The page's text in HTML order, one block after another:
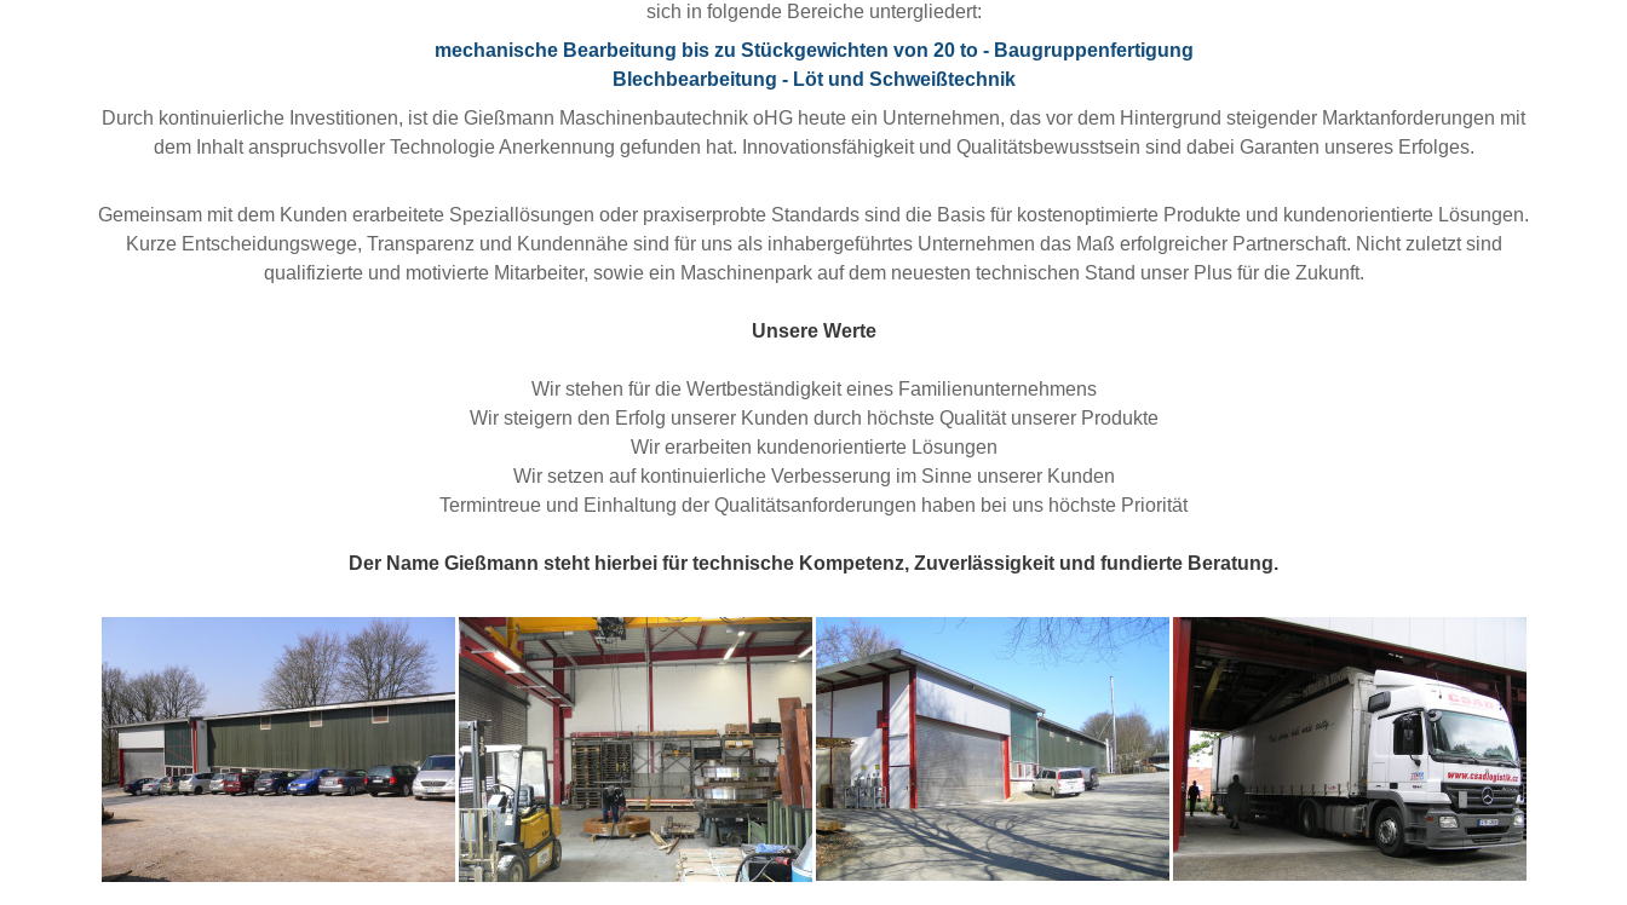
sich in folgende Bereiche untergliedert:
mechanische Bearbeitung bis zu Stückgewichten von 20 to - Baugruppenfertigung
Blechbearbeitung - Löt und Schweißtechnik
Durch kontinuierliche Investitionen, ist die Gießmann Maschinenbautechnik oHG heute ein Unternehmen, das vor dem Hintergrund steigender Marktanforderungen mit
dem Inhalt anspruchsvoller Technologie Anerkennung gefunden hat. Innovationsfähigkeit und Qualitätsbewusstsein sind dabei Garanten unseres Erfolges.
Gemeinsam mit dem Kunden erarbeitete Speziallösungen oder praxiserprobte Standards sind die Basis für kostenoptimierte Produkte und kundenorientierte Lösungen.
Kurze Entscheidungswege, Transparenz und Kundennähe sind für uns als inhabergeführtes Unternehmen das Maß erfolgreicher Partnerschaft. Nicht zuletzt sind
qualifizierte und motivierte Mitarbeiter, sowie ein Maschinenpark auf dem neuesten technischen Stand unser Plus für die Zukunft.
Unsere Werte
Wir stehen für die Wertbeständigkeit eines Familienunternehmens
Wir steigern den Erfolg unserer Kunden durch höchste Qualität unserer Produkte
Wir erarbeiten kundenorientierte Lösungen
Wir setzen auf kontinuierliche Verbesserung im Sinne unserer Kunden
Termintreue und Einhaltung der Qualitätsanforderungen haben bei uns höchste Priorität
Der Name Gießmann steht hierbei für technische Kompetenz, Zuverlässigkeit und fundierte Beratung.